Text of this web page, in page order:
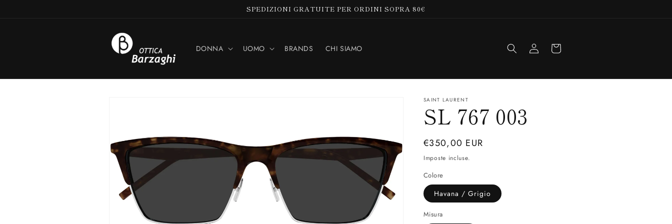
SPEDIZIONI GRATUITE PER ORDINI SOPRA 80€
DONNA UOMO BRANDS CHI SIAMO Accedi Carrello
SAINT LAURENT
SL 767 003
Prezzo
di
listino
€350,00 EUR
Imposte incluse.
Colore
Havana / Grigio
Misura